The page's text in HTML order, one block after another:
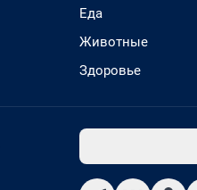
Еда
Животные
Здоровье